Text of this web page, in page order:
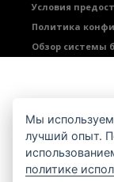
Условия
Политика
Обзор системы
Мы
лучший опыт.
политике